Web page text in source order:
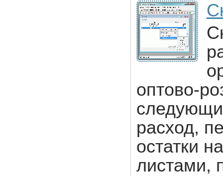
оптово-
расход,
остатки
листами,